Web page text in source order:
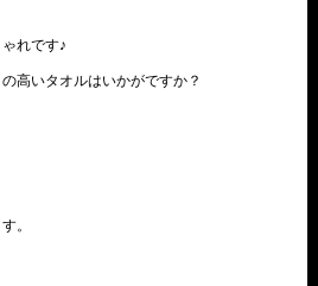
れです♪
高いタオルはいかがですか？
。